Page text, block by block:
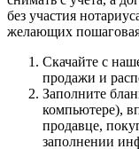
без участия
желающих
Скачайте с
продажи и
Заполните
компьютере),
продавце,
заполнении